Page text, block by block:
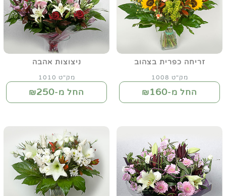
זריחה כפרית בצהוב
מק"ט 1008
החל מ-₪160
ניצוצות אהבה
מק"ט 1010
החל מ-₪250